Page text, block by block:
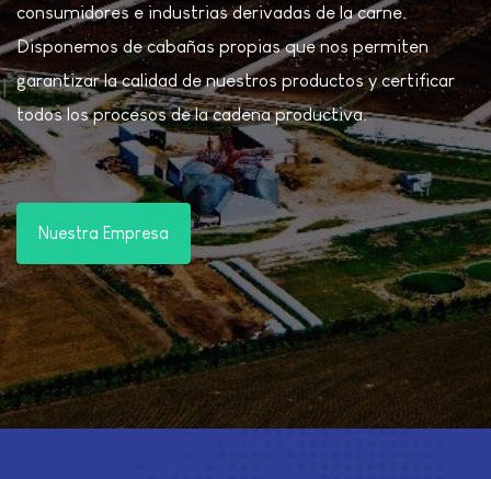
consumidores e industrias derivadas de la carne.
Disponemos de cabañas propias que nos permiten
garantizar la calidad de nuestros productos y certificar
todos los procesos de la cadena productiva.
Nuestra Empresa